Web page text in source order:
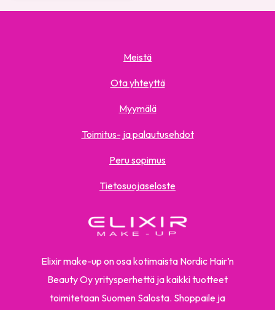
Elixir make-up on osa kotimaista Nordic Hair’n
Beauty Oy yritysperhettä ja kaikki tuotteet
toimitetaan Suomen Salosta. Shoppaile ja
Meistä
Ota yhteyttä
Myymälä
Toimitus- ja palautusehdot
Peru sopimus
Tietosuojaseloste